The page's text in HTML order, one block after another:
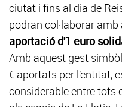
ciutat i fins al dia de
podran col·laborar
aportació d'1 euro
Amb aquest gest
€ aportats per l’entitat,
considerable entre tots